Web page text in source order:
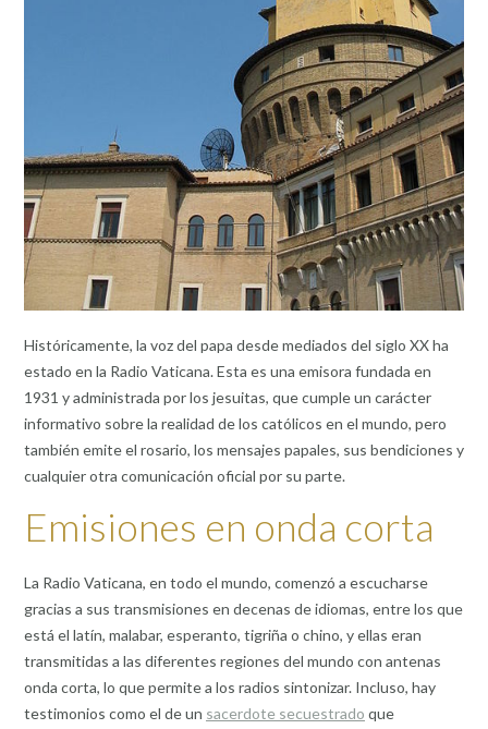
Históricamente, la voz del papa desde mediados del siglo XX ha
estado en la Radio Vaticana. Esta es una emisora fundada en
1931 y administrada por los jesuitas, que cumple un carácter
informativo sobre la realidad de los católicos en el mundo, pero
también emite el rosario, los mensajes papales, sus bendiciones y
cualquier otra comunicación oficial por su parte.
Emisiones en onda corta
La Radio Vaticana, en todo el mundo, comenzó a escucharse
gracias a sus transmisiones en decenas de idiomas, entre los que
está el latín, malabar, esperanto, tigriña o chino, y ellas eran
transmitidas a las diferentes regiones del mundo con antenas
onda corta, lo que permite a los radios sintonizar. Incluso, hay
testimonios como el de un sacerdote secuestrado que